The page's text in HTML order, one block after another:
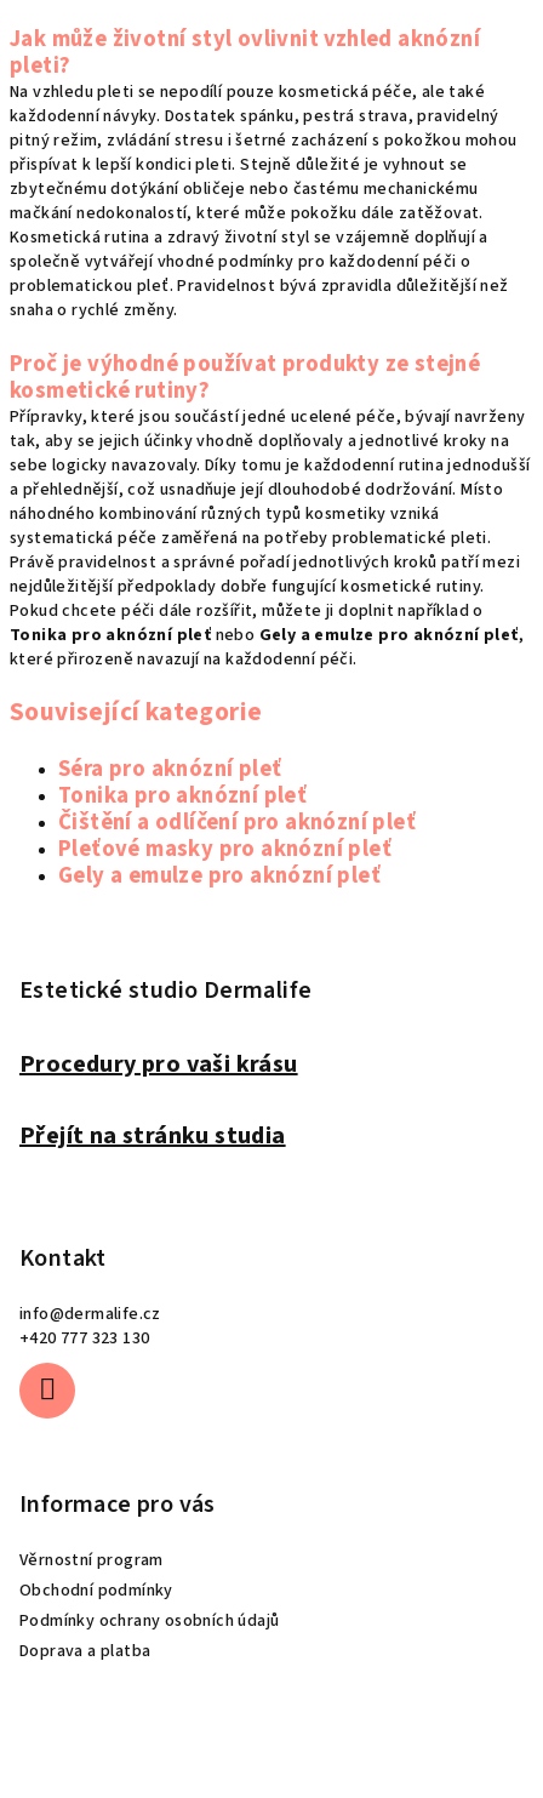
Jak může životní styl ovlivnit vzhled aknózní
pleti?
Na vzhledu pleti se nepodílí pouze kosmetická péče, ale také
každodenní návyky. Dostatek spánku, pestrá strava, pravidelný
pitný režim, zvládání stresu i šetrné zacházení s pokožkou mohou
přispívat k lepší kondici pleti. Stejně důležité je vyhnout se
zbytečnému dotýkání obličeje nebo častému mechanickému
mačkání nedokonalostí, které může pokožku dále zatěžovat.
Kosmetická rutina a zdravý životní styl se vzájemně doplňují a
společně vytvářejí vhodné podmínky pro každodenní péči o
problematickou pleť. Pravidelnost bývá zpravidla důležitější než
snaha o rychlé změny.
Proč je výhodné používat produkty ze stejné
kosmetické rutiny?
Přípravky, které jsou součástí jedné ucelené péče, bývají navrženy
tak, aby se jejich účinky vhodně doplňovaly a jednotlivé kroky na
sebe logicky navazovaly. Díky tomu je každodenní rutina jednodušší
a přehlednější, což usnadňuje její dlouhodobé dodržování. Místo
náhodného kombinování různých typů kosmetiky vzniká
systematická péče zaměřená na potřeby problematické pleti.
Právě pravidelnost a správné pořadí jednotlivých kroků patří mezi
nejdůležitější předpoklady dobře fungující kosmetické rutiny.
Pokud chcete péči dále rozšířit, můžete ji doplnit například o
Tonika pro aknózní pleť nebo Gely a emulze pro aknózní pleť,
které přirozeně navazují na každodenní péči.
Související kategorie
Séra pro aknózní pleť
Tonika pro aknózní pleť
Čištění a odlíčení pro aknózní pleť
Pleťové masky pro aknózní pleť
Gely a emulze pro aknózní pleť
Estetické studio Dermalife
Procedury pro vaši krásu
Přejít na stránku studia
Kontakt
info@dermalife.cz
+420 777 323 130
Informace pro vás
Věrnostní program
Obchodní podmínky
Podmínky ochrany osobních údajů
Doprava a platba